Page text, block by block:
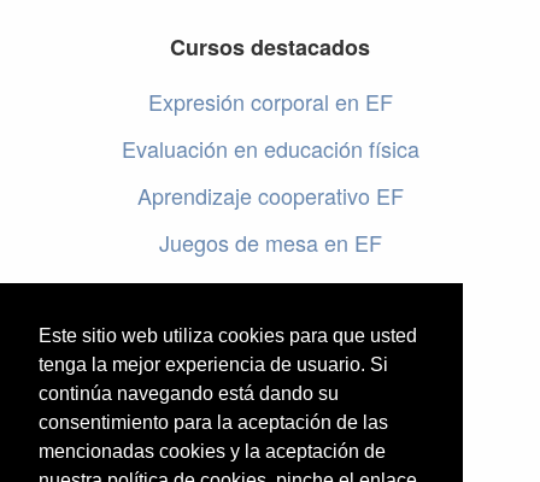
Este sitio web utiliza cookies para que usted
tenga la mejor experiencia de usuario. Si
continúa navegando está dando su
consentimiento para la aceptación de las
mencionadas cookies y la aceptación de
Cursos destacados
Expresión corporal en EF
Evaluación en educación física
Aprendizaje cooperativo EF
Juegos de mesa en EF
Programar en EF
Cursos online de educación física
Artículos destacados
Evaluación en educación física